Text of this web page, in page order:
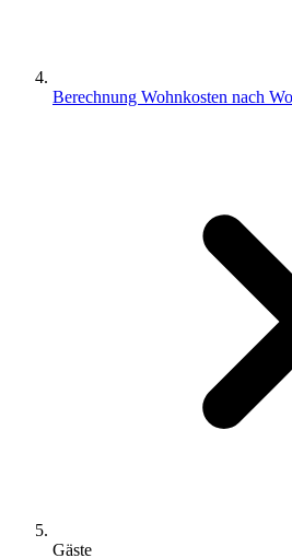
Berechnung Wohnkosten nach
Gäste